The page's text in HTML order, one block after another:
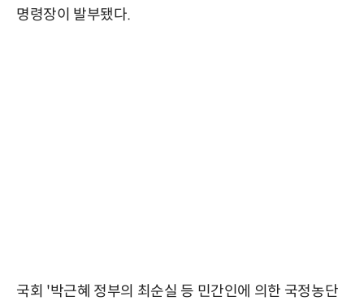
명령장이 발부됐다.
국회 '박근혜 정부의 최순실 등 민간인에 의한 국정농단